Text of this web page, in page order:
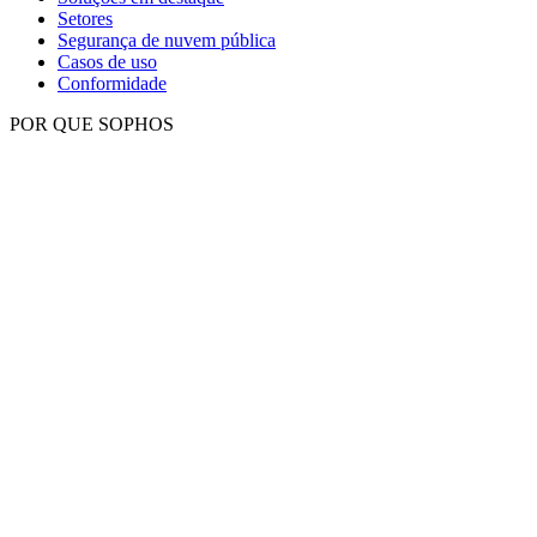
Setores
Segurança de nuvem pública
Casos de uso
Conformidade
POR QUE SOPHOS